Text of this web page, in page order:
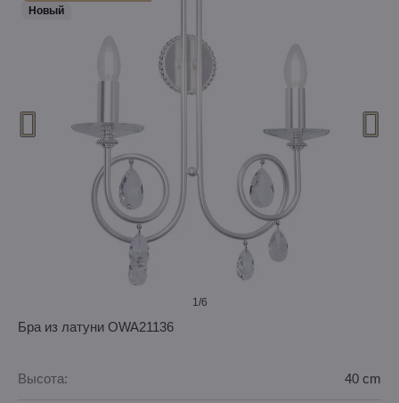
Hовый
1/6
Бра из латуни OWA21136
Высота: 40 cm